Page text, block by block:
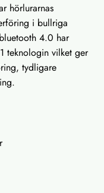
hörlurarnas
i bullriga
4.0 har
teknologin vilket ger
tydligare